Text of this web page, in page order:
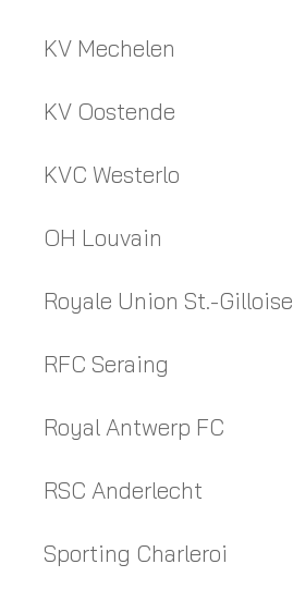
KV Mechelen
KV Oostende
KVC Westerlo
OH Louvain
Royale Union St.-Gilloise
RFC Seraing
Royal Antwerp FC
RSC Anderlecht
Sporting Charleroi